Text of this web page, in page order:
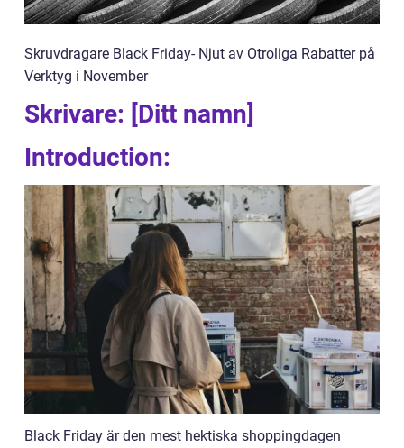
Skruvdragare Black Friday- Njut av Otroliga Rabatter på
Verktyg i November
Skrivare: [Ditt namn]
Introduction:
Black Friday är den mest hektiska shoppingdagen